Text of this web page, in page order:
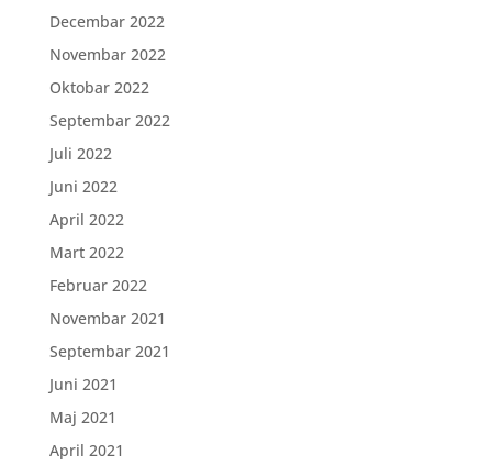
Decembar 2022
Novembar 2022
Oktobar 2022
Septembar 2022
Juli 2022
Juni 2022
April 2022
Mart 2022
Februar 2022
Novembar 2021
Septembar 2021
Juni 2021
Maj 2021
April 2021